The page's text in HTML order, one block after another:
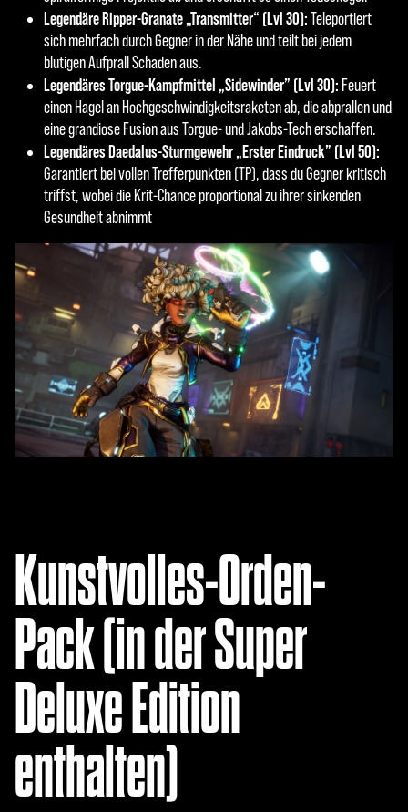
Legendäre Ripper-Granate „Transmitter“ (Lvl 30):Teleportiert
sich mehrfach durch Gegner in der Nähe und teilt bei jedem
blutigen Aufprall Schaden aus.
Legendäres Torgue-Kampfmittel „Sidewinder” (Lvl 30): Feuert
einen Hagel an Hochgeschwindigkeitsraketen ab, die abprallen und
eine grandiose Fusion aus Torgue- und Jakobs-Tech erschaffen.
Legendäres Daedalus-Sturmgewehr „Erster Eindruck” (Lvl 50):
Garantiert bei vollen Trefferpunkten (TP), dass du Gegner kritisch
triffst, wobei die Krit-Chance proportional zu ihrer sinkenden
Gesundheit abnimmt
Kunstvolles-Orden-
Pack (in der Super
Deluxe Edition
enthalten)